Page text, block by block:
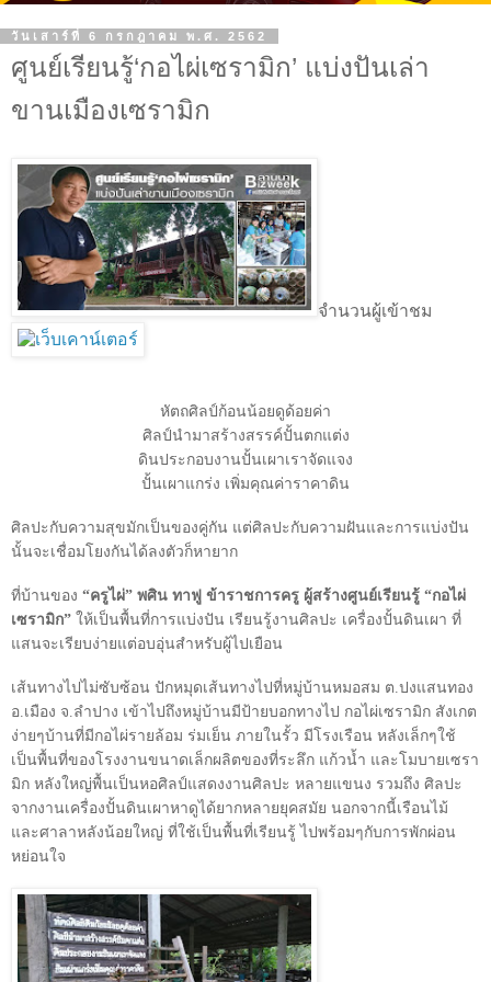
วันเสาร์ที่ 6 กรกฎาคม พ.ศ. 2562
ศูนย์เรียนรู้‘กอไผ่เซรามิก’ แบ่งปันเล่า
ขานเมืองเซรามิก
จำนวนผู้เข้าชม
หัตถศิลป์ก้อนน้อยดูด้อยค่า
ศิลป์นำมาสร้างสรรค์ปั้นตกแต่ง
ดินประกอบงานปั้นเผาเราจัดแจง
ปั้นเผาแกร่ง เพิ่มคุณค่าราคาดิน
ศิลปะกับความสุขมักเป็นของคู่กัน แต่ศิลปะกับความฝันและการแบ่งปัน
นั้นจะเชื่อมโยงกันได้ลงตัวก็หายาก
ที่บ้านของ “ครูไผ่” พศิน ทาฟู ข้าราชการครู ผู้สร้างศูนย์เรียนรู้ “กอไผ่
เซรามิก” ให้เป็นพื้นที่การแบ่งปัน เรียนรู้งานศิลปะ เครื่องปั้นดินเผา ที่
แสนจะเรียบง่ายแต่อบอุ่นสำหรับผู้ไปเยือน
เส้นทางไปไม่ซับซ้อน ปักหมุดเส้นทางไปที่หมู่บ้านหมอสม ต.ปงแสนทอง
อ.เมือง จ.ลำปาง เข้าไปถึงหมู่บ้านมีป้ายบอกทางไป กอไผ่เซรามิก สังเกต
ง่ายๆบ้านที่มีกอไผ่รายล้อม ร่มเย็น ภายในรั้ว มีโรงเรือน หลังเล็กๆใช้
เป็นพื้นที่ของโรงงานขนาดเล็กผลิตของที่ระลึก แก้วน้ำ และโมบายเซรา
มิก หลังใหญ่พื้นเป็นหอศิลป์แสดงงานศิลปะ หลายแขนง รวมถึง ศิลปะ
จากงานเครื่องปั้นดินเผาหาดูได้ยากหลายยุคสมัย นอกจากนี้เรือนไม้
และศาลาหลังน้อยใหญ่ ที่ใช้เป็นพื้นที่เรียนรู้ ไปพร้อมๆกับการพักผ่อน
หย่อนใจ